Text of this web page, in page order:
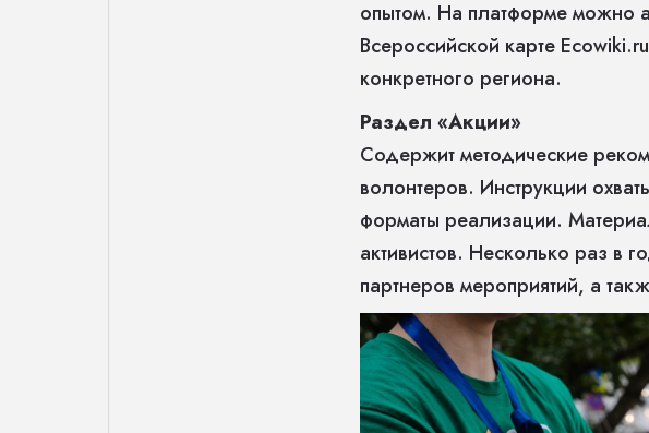
опытом. На платформе можно
Всероссийской карте
конкретного региона.
Раздел «Акции»
Содержит методические
волонтеров. Инструкции
форматы реализации.
активистов. Несколько раз в
партнеров мероприятий, а